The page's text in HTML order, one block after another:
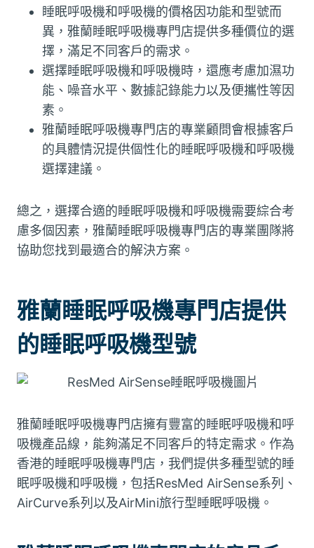
睡眠呼吸機和呼吸機的價格因功能和型號而
異，雅蘭睡眠呼吸機專門店提供多種價位的選
擇，滿足不同客戶的需求。
選擇睡眠呼吸機和呼吸機時，還應考慮加濕功
能、噪音水平、數據記錄能力以及便攜性等因
素。
雅蘭睡眠呼吸機專門店的專業顧問會根據客戶
的具體情況提供個性化的睡眠呼吸機和呼吸機
選擇建議。
總之，選擇合適的睡眠呼吸機和呼吸機需要綜合考
慮多個因素，雅蘭睡眠呼吸機專門店的專業團隊將
協助您找到最適合的解決方案。
雅蘭睡眠呼吸機專門店提供
的睡眠呼吸機型號
雅蘭睡眠呼吸機專門店擁有豐富的睡眠呼吸機和呼
吸機產品線，能夠滿足不同客戶的特定需求。作為
香港的睡眠呼吸機專門店，我們提供多種型號的睡
眠呼吸機和呼吸機，包括ResMed AirSense系列、
AirCurve系列以及AirMini旅行型睡眠呼吸機。